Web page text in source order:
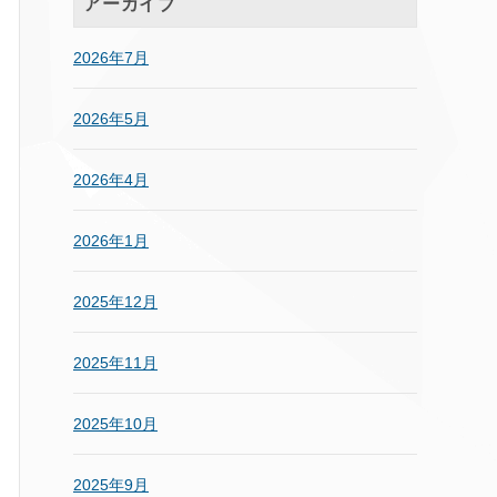
2026年7月
2026年5月
2026年4月
2026年1月
2025年12月
2025年11月
2025年10月
2025年9月